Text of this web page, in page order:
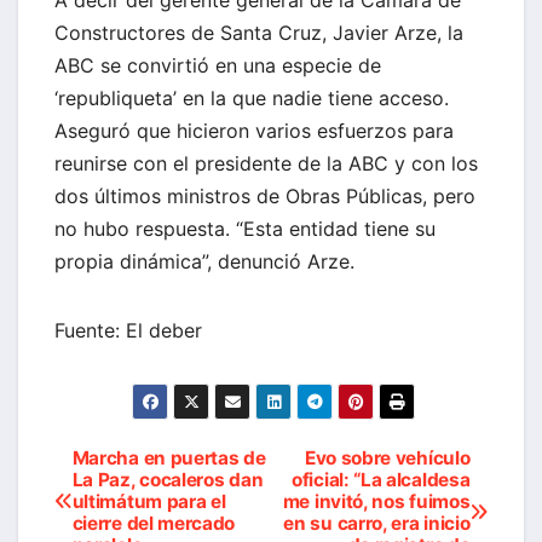
Constructores de Santa Cruz, Javier Arze, la
ABC se convirtió en una especie de
‘republiqueta’ en la que nadie tiene acceso.
Aseguró que hicieron varios esfuerzos para
reunirse con el presidente de la ABC y con los
dos últimos ministros de Obras Públicas, pero
no hubo respuesta. “Esta entidad tiene su
propia dinámica”, denunció Arze.
Fuente: El deber
Navegación
de
Evo sobre vehículo
oficial: “La alcaldesa
me invitó, nos fuimos
en su carro, era inicio
Marcha en puertas de
La Paz, cocaleros dan
ultimátum para el
cierre del mercado